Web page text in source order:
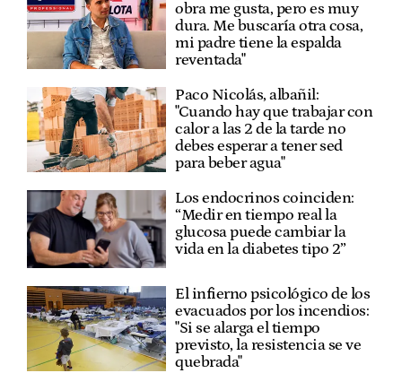
obra me gusta, pero es muy
dura. Me buscaría otra cosa,
mi padre tiene la espalda
reventada"
Paco Nicolás, albañil:
"Cuando hay que trabajar con
calor a las 2 de la tarde no
debes esperar a tener sed
para beber agua"
Los endocrinos coinciden:
“Medir en tiempo real la
glucosa puede cambiar la
vida en la diabetes tipo 2”
El infierno psicológico de los
evacuados por los incendios:
"Si se alarga el tiempo
previsto, la resistencia se ve
quebrada"